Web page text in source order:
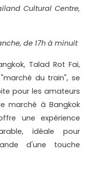
Cultural Centre,
de 17h à minuit
Talad Rot Fai,
du train", se
pour les amateurs
marché à Bangkok
une expérience
idéale pour
d'une touche